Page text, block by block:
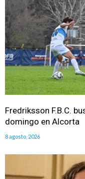
Fredriksson F.B.C.
domingo en Alcorta
8 agosto, 2026